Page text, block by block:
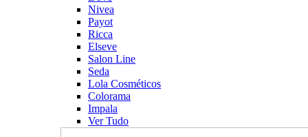
Nivea
Payot
Ricca
Elseve
Salon Line
Seda
Lola Cosméticos
Colorama
Impala
Ver Tudo